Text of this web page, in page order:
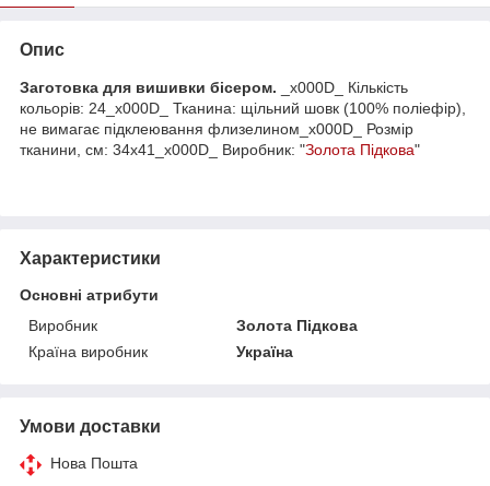
Опис
Заготовка для вишивки бісером. _x000D_ Кількість
кольорів: 24_x000D_ Тканина: щільний шовк (100% поліефір),
не вимагає підклеювання флизелином_x000D_ Розмір
тканини, см: 34х41_x000D_ Виробник: "Золота Підкова"
Характеристики
Основні атрибути
Виробник
Золота Підкова
Країна виробник
Україна
Умови доставки
Нова Пошта